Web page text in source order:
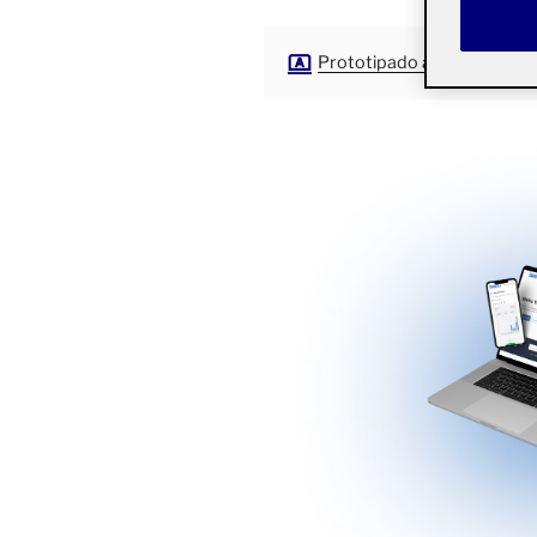
Prototipado aula 1